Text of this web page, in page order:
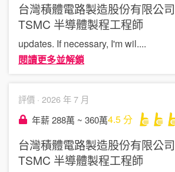
台灣積體電路製造股份有限公
TSMC 半導體製程工程師
updates. If necessary, I'm wil....
閱讀更多並解鎖
評價 · 2026 年 7 月
年薪 288萬 ~ 360萬4.5分
台灣積體電路製造股份有限公
TSMC 半導體製程工程師